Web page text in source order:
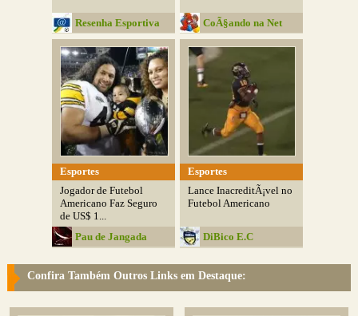
Resenha Esportiva CoÃ§ando na Net
Esportes
Jogador de Futebol
Americano Faz Seguro
de US$ 1...
Pau de Jangada
Esportes
Lance InacreditÃ¡vel no
Futebol Americano
DiBico E.C
Confira Também Outros Links em Destaque: